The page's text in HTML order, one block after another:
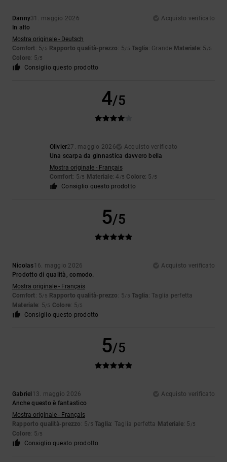
Danny31. maggio 2026
Acquisto verificato
In alto
Mostra originale - Deutsch
Comfort: 5/5 Rapporto qualità-prezzo : 5/5 Taglia: Grande Materiale: 5 /5
Colore: 5/5
Consiglio questo prodotto
4/5
Olivier27. maggio 2026
Acquisto verificato
Una scarpa da ginnastica davvero bella
Mostra originale - Français
Comfort: 5/5 Materiale: 4 /5 Colore: 5 /5
Consiglio questo prodotto
5/5
Nicolas16. maggio 2026
Acquisto verificato
Prodotto di qualità, comodo.
Mostra originale - Français
Comfort: 5/5 Rapporto qualità-prezzo : 5/5 Taglia: Taglia perfetta
Materiale: 5/5 Colore: 5/5
Consiglio questo prodotto
5/5
Gabriel 13. maggio 2026
Acquisto verificato
Anche questo è fantastico
Mostra originale - Français
Rapporto qualità-prezzo : 5/5 Taglia: Taglia perfetta Materiale: 5 /5
Colore: 5/5
Consiglio questo prodotto